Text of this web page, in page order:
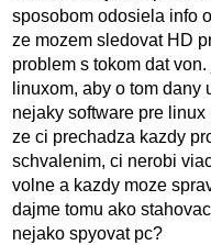
sposobom odosiela info
ze mozem sledovat HD
problem s tokom dat
linuxom, aby o tom
nejaky software pre
ze ci prechadza kazdy
schvalenim, ci nerobi
volne a kazdy moze
dajme tomu ako
nejako spyovat pc?